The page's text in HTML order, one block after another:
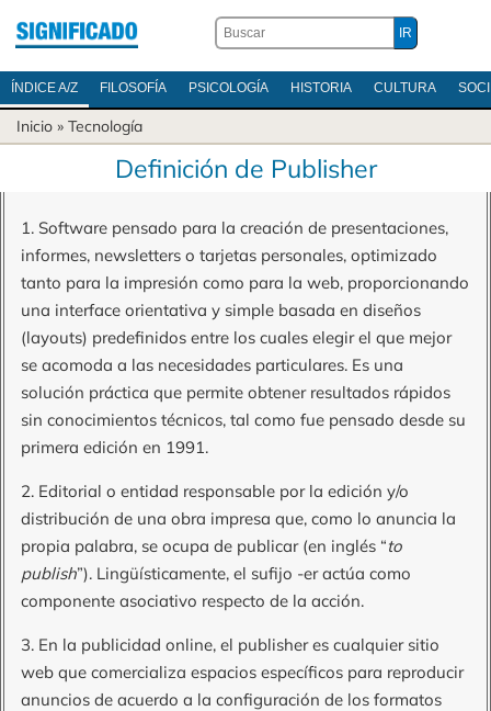
ÍNDICE A/Z FILOSOFÍA PSICOLOGÍA HISTORIA CULTURA
Inicio » Tecnología
Definición de Publisher
1. Software pensado para la creación de presentaciones,
informes, newsletters o tarjetas personales, optimizado
tanto para la impresión como para la web, proporcionando
una interface orientativa y simple basada en diseños
(layouts) predefinidos entre los cuales elegir el que mejor
se acomoda a las necesidades particulares. Es una
solución práctica que permite obtener resultados rápidos
sin conocimientos técnicos, tal como fue pensado desde su
primera edición en 1991.
2. Editorial o entidad responsable por la edición y/o
distribución de una obra impresa que, como lo anuncia la
propia palabra, se ocupa de publicar (en inglés “to
publish”). Lingüísticamente, el sufijo -er actúa como
componente asociativo respecto de la acción.
3. En la publicidad online, el publisher es cualquier sitio
web que comercializa espacios específicos para reproducir
anuncios de acuerdo a la configuración de los formatos